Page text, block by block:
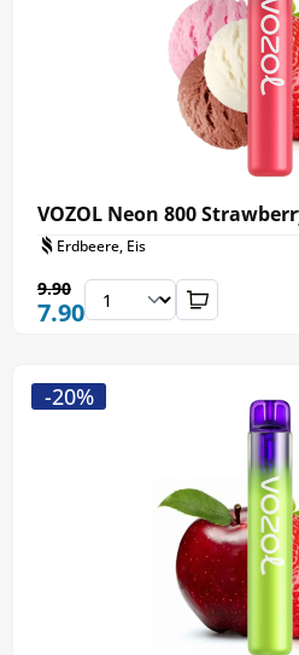
VOZOL Neon 800
Erdbeere, Eis
7.90
9.90
-20%